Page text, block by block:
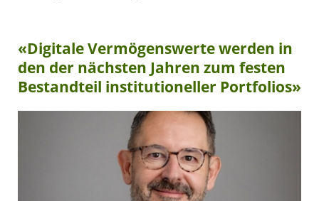
«Digitale Vermögenswerte werden in
den der nächsten Jahren zum festen
Bestandteil institutioneller Portfolios»